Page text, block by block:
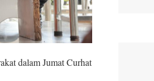
dalam Jumat Curhat